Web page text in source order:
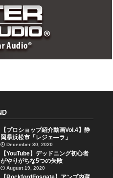
【プロショップ紹介動画Vol.4】静
岡県浜松市「レジェ―ラ」
December 30, 2020
【YouTube】デッドニング初心者
がやりがちな5つの失敗
August 19, 2020